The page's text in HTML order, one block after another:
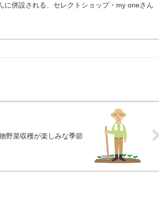
併設される、セレクトショップ・my oneさん
野菜収穫が楽しみな季節